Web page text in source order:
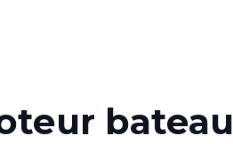
bateau